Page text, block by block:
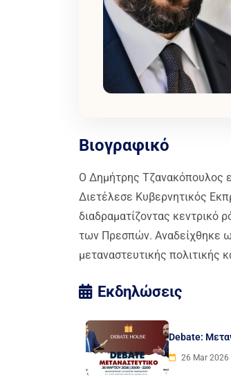
Βιογραφικό
Ο Δημήτρης Τζανακόπουλος
Διετέλεσε Κυβερνητικός
διαδραματίζοντας κεντρικό
των Πρεσπών. Αναδείχθηκε
μεταναστευτικής πολιτικής
Εκδηλώσεις
Debate:
26 Mar 2026